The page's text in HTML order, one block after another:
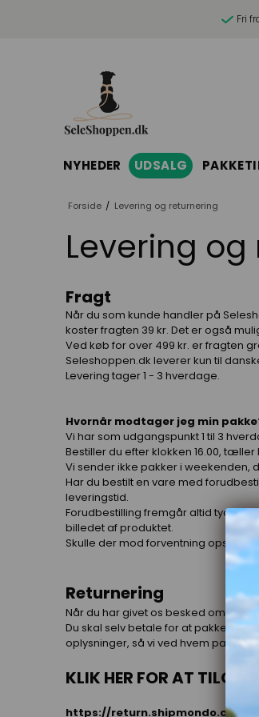
Fri
NYHEDER UDSALG
Forside / Levering og returnering
Levering
Fragt
Når du som kunde handler på
koster fragten 39 kr. Det er også
Ved køb for over 499 kr. er fragten
Seleshoppen.dk leverer kun til
Levering tager 1 - 3 hverdage.
Hvornår modtager jeg min
Vi har som udgangspunkt 1 til 3
Bestiller du efter klokken 16.00,
Vi sender ikke pakker i weekenden,
Har du bestilt en vare med
leveringstid.
Forudbestilling fremgår altid
billedet af produktet.
Skulle der mod forventning opstå en
Returnering
Når du har givet os besked om, at
Du skal selv betale for at pakken
oplysninger, så vi ved hvem pakken
KLIK HER FOR AT TILGÅ
https://return.shipmondo.com/